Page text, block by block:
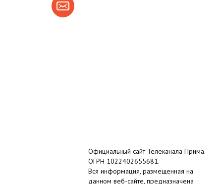
Официальный сайт Телеканала Прима.
ОГРН 1022402655681.
Вся информация, размещенная на
данном веб-сайте, предназначена